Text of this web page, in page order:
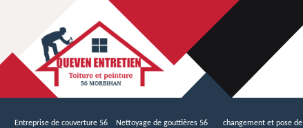
Entreprise de couverture 56 Nettoyage de gouttières 56
changement et pose de